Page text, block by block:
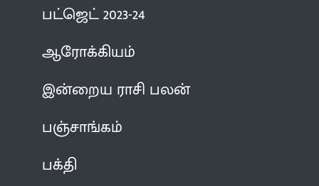
பட்ஜெட் 2023-24
ஆரோக்கியம்
இன்றைய ராசி பலன்
பஞ்சாங்கம்
பக்தி